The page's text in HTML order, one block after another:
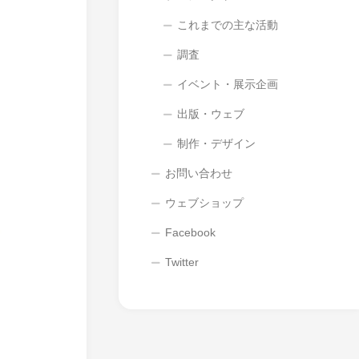
これまでの主な活動
調査
イベント・展示企画
出版・ウェブ
制作・デザイン
お問い合わせ
ウェブショップ
Facebook
Twitter